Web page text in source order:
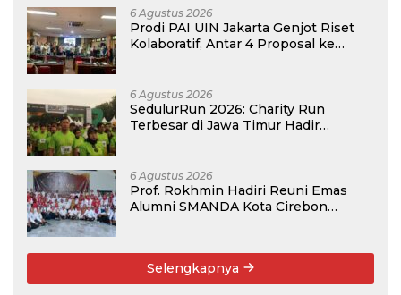
6 Agustus 2026
Prodi PAI UIN Jakarta Genjot Riset
Kolaboratif, Antar 4 Proposal ke
6 Agustus 2026
SedulurRun 2026: Charity Run
Terbesar di Jawa Timur Hadir
Guru Honorer
6 Agustus 2026
Prof. Rokhmin Hadiri Reuni Emas
Alumni SMANDA Kota Cirebon
Selengkapnya